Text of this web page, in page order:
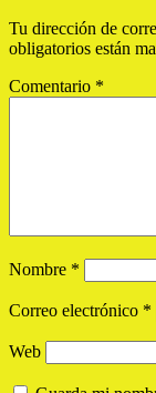
Tu dirección de
obligatorios están
Comentario *
Nombre *
Correo electrónico *
Web